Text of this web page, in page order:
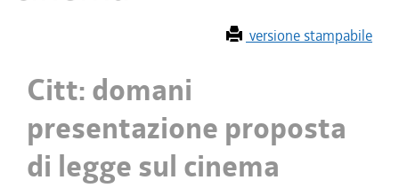
versione stampabile
Citt: domani
presentazione proposta
di legge sul cinema